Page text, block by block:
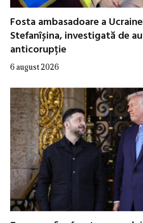
Fosta ambasadoare a
Stefanîșina, investigată de
anticorupție
6 august 2026